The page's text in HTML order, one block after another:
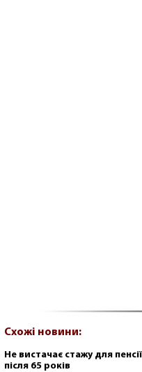
Схожі новини:
Не вистачає стажу для
після 65 років